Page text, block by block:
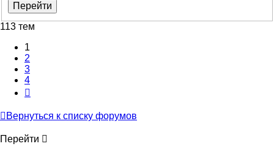
113 тем
1
2
3
4
Вернуться к списку форумов
Перейти